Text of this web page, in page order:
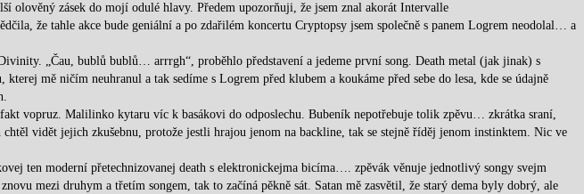
olověný zásek do mojí odulé hlavy. Předem upozorňuji, že jsem znal akorát Intervalle
že tahle akce bude geniální a po zdařilém koncertu Cryptopsy jsem společně s panem Logrem neodolal… a
„Čau, bublů bublů… arrrgh“, proběhlo představení a jedeme první song. Death metal (jak jinak) s
kterej mě ničím neuhranul a tak sedíme s Logrem před klubem a koukáme před sebe do lesa, kde se údajně
vopruz. Malilinko kytaru víc k basákovi do odposlechu. Bubeník nepotřebuje tolik zpěvu… zkrátka sraní,
vidět jejich zkušebnu, protože jestli hrajou jenom na backline, tak se stejně říděj jenom instinktem. Nic ve
ten moderní přetechnizovanej death s elektronickejma bicíma…. zpěvák věnuje jednotlivý songy svejm
mezi druhym a třetím songem, tak to začíná pěkně sát. Satan mě zasvětil, že starý dema byly dobrý, ale